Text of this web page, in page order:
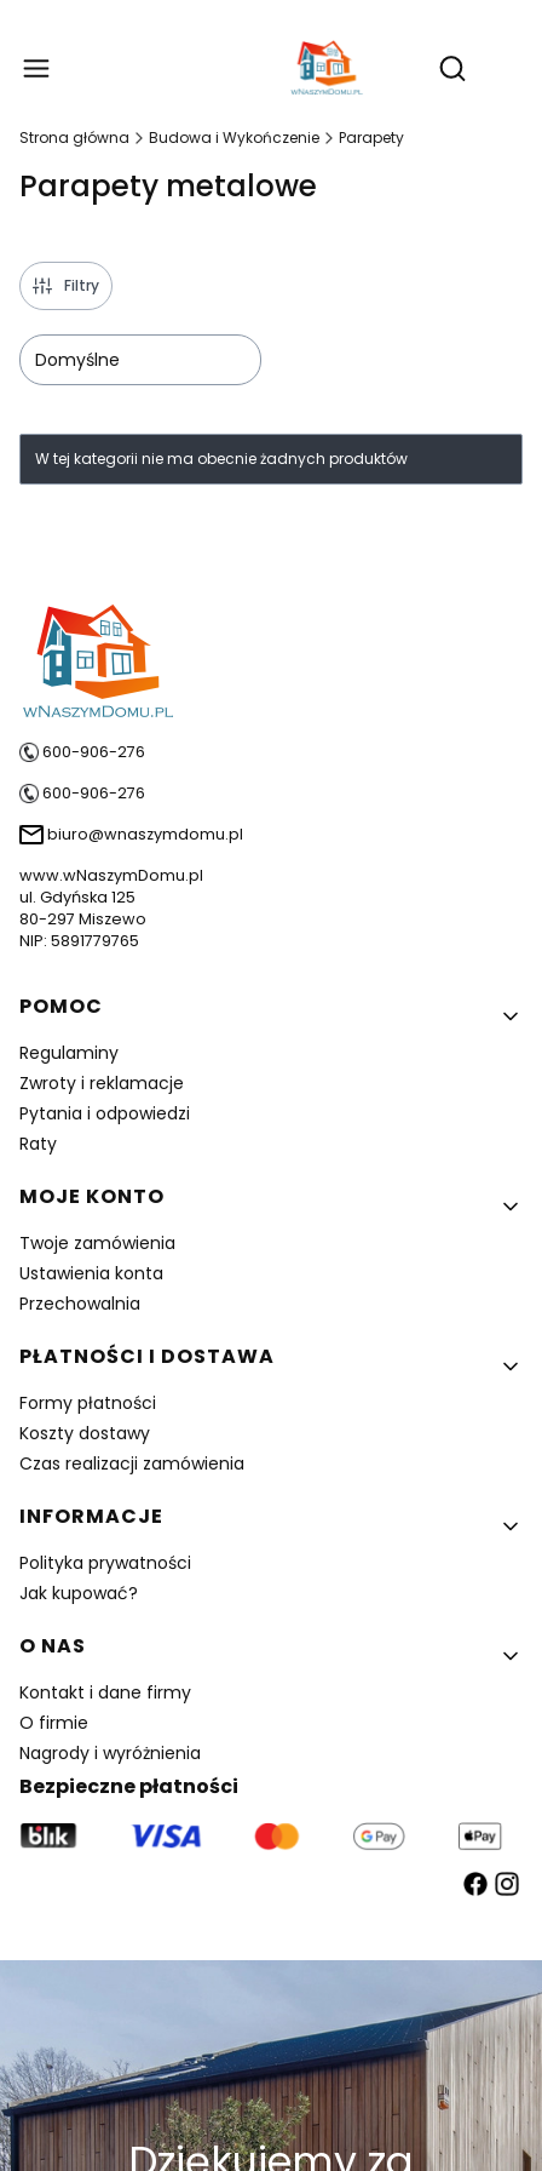
Otwórz
Strona główna Budowa i Wykończenie Parapety
Parapety metalowe
Filtry
Domyślne
Lista produktów
W tej kategorii nie ma obecnie żadnych produktów
600-906-276
600-906-276
biuro@wnaszymdomu.pl
www.wNaszymDomu.pl
ul. Gdyńska 125
80-297 Miszewo
NIP: 5891779765
Linki w stopce
POMOC
Regulaminy
Zwroty i reklamacje
Pytania i odpowiedzi
Raty
MOJE KONTO
Twoje zamówienia
Ustawienia konta
Przechowalnia
PŁATNOŚCI I DOSTAWA
Formy płatności
Koszty dostawy
Czas realizacji zamówienia
INFORMACJE
Polityka prywatności
Jak kupować?
O NAS
Kontakt i dane firmy
O firmie
Nagrody i wyróżnienia
Bezpieczne płatności